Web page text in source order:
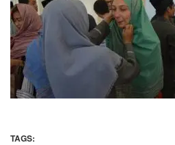
TAGS: